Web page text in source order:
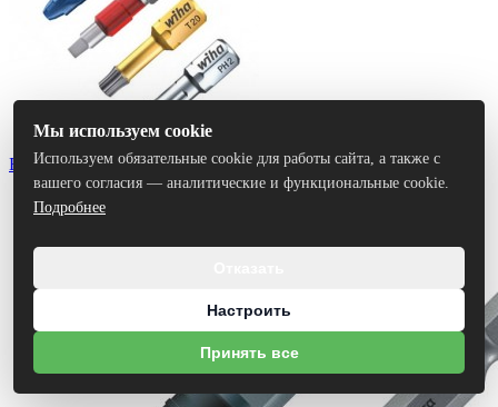
Биты
Мы используем cookie
Используем обязательные cookie для работы сайта, а также с
вашего согласия — аналитические и функциональные cookie.
Подробнее
Настроить
Принять все